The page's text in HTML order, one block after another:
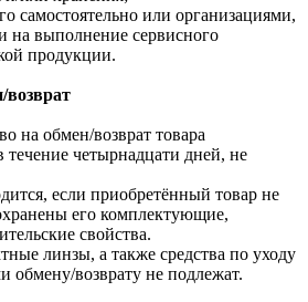
самостоятельно или организациями,
выполнение сервисного
продукции.
возврат
на обмен/возврат товара
течение четырнадцати дней, не
если приобретённый товар не
его комплектующие,
свойства.
линзы, а также средства по уходу
обмену/возврату не подлежат.